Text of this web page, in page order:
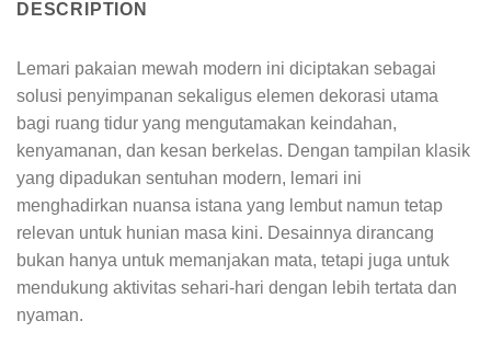
DESCRIPTION
Lemari pakaian mewah modern ini diciptakan sebagai
solusi penyimpanan sekaligus elemen dekorasi utama
bagi ruang tidur yang mengutamakan keindahan,
kenyamanan, dan kesan berkelas. Dengan tampilan klasik
yang dipadukan sentuhan modern, lemari ini
menghadirkan nuansa istana yang lembut namun tetap
relevan untuk hunian masa kini. Desainnya dirancang
bukan hanya untuk memanjakan mata, tetapi juga untuk
mendukung aktivitas sehari-hari dengan lebih tertata dan
nyaman.